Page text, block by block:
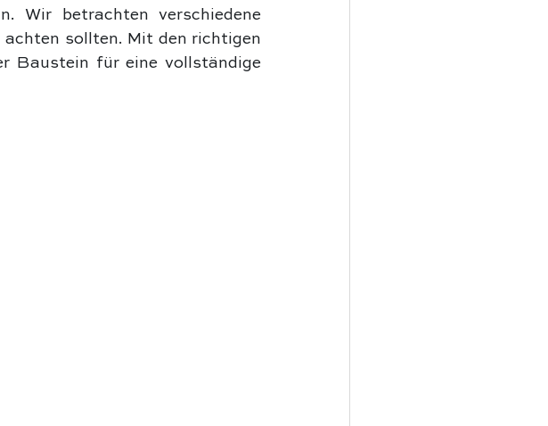
Wir betrachten verschiedene
sollten. Mit den richtigen
Baustein für eine vollständige